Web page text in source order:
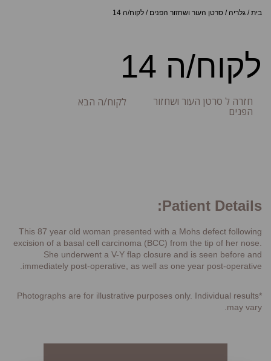
בית/ גלריה / סרטן העור ושחזור הפנים / לקוח/ה 14
לקוח/ה 14
חזרה ל סרטן העור ושחזור
הפנים
לקוח/ה הבא
Patient Details:
This 87 year old woman presented with a Mohs defect following
excision of a basal cell carcinoma (BCC) from the tip of her nose.
She underwent a V-Y flap closure and is seen before and
immediately post-operative, as well as one year post-operative.
*Photographs are for illustrative purposes only. Individual results
may vary.